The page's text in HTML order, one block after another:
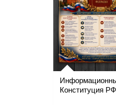
Конституция РФ